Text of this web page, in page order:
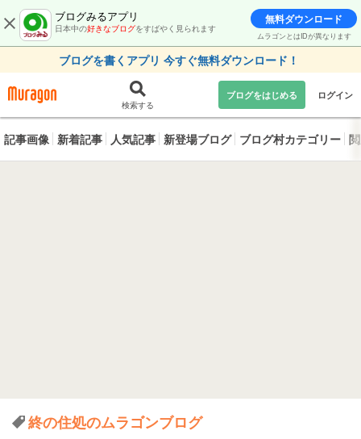
ブログみるアプリ
日本中の好きなブログをすばやく見られます
無料ダウンロード
ムラゴンとはIDが異なります
ブログを書くアプリ 今すぐ無料ダウンロード！
検索する
ブログをはじめる ログイン
記事画像 新着記事 人気記事 新登場ブログ ブログ村カテゴリー
終の住処のムラゴンブログ